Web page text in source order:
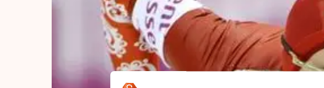
Olympische Spelen